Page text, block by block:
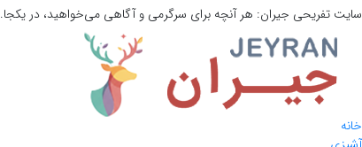
سایت تفریحی جیران: هر آنچه برای سرگرمی و آگاهی می‌خواهید، در یکجا.
خانه